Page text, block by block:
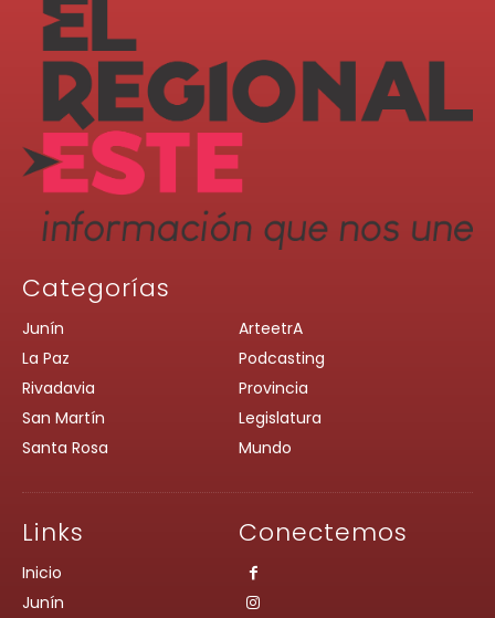
Categorías
Junín
La Paz
Rivadavia
San Martín
Santa Rosa
ArteetrA
Podcasting
Provincia
Legislatura
Mundo
Links
Inicio
Junín
Conectemos